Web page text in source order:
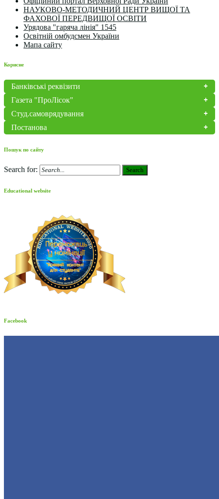
НАУКОВО-МЕТОДИЧНИЙ ЦЕНТР ВИЩОЇ ТА
ФАХОВОЇ ПЕРЕДВИЩОЇ ОСВІТИ
Урядова "гаряча лінія" 1545
Освітній омбудсмен України
Мапа сайту
Корисне
Банківські реквізити
Газета "ПроЛісок"
Студ.самоврядування
Постанова
Пошук по сайту
Search for: Search
Educational website
Facebook